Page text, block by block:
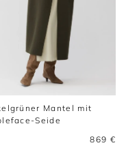
Mantel mit
Seide
869 €